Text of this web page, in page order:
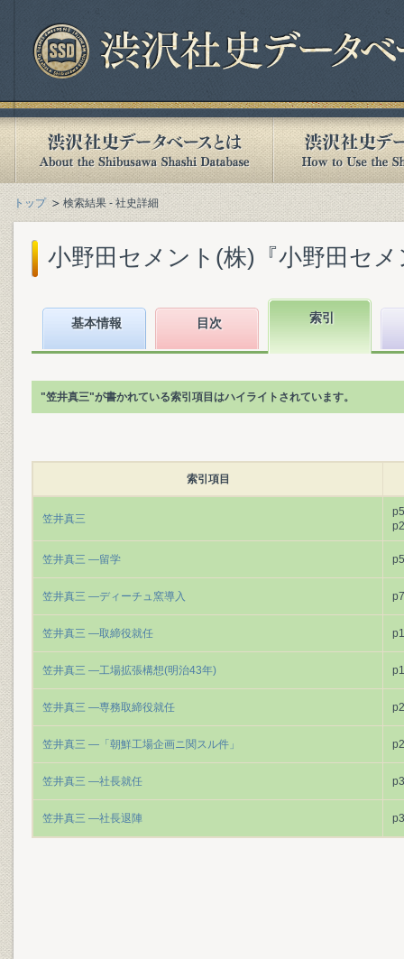
トップ 検索結果 - 社史詳細
小野田セメント(株)『小野田セ
基本情報 目次 索引
"笠井真三"が書かれている索引項目はハイライトされています。
索引項目
笠井真三
笠井真三 ―留学
笠井真三 ―ディーチュ窯導入
笠井真三 ―取締役就任
笠井真三 ―工場拡張構想(明治43年)
笠井真三 ―専務取締役就任
笠井真三 ―「朝鮮工場企画ニ関スル件」
笠井真三 ―社長就任
笠井真三 ―社長退陣